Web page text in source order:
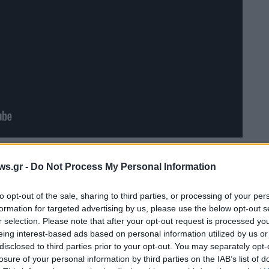
- Do Not Process My Personal Information
opt-out of the sale, sharing to third parties, or processing of your
for targeted advertising by us, please use the below opt-out
selection. Please note that after your opt-out request is processed
interest-based ads based on personal information utilized by us
to third parties prior to your opt-out. You may separately
of your personal information by third parties on the IAB’s list of
στον ραδιοφωνικό σταθμό City Of Primo
διέρρευσε αλλά και για την αγάπη του
ποντιακά, είμαι Πόντιος. Από
οικογένεια είναι ποντιακής
θα τραγουδήσω κιόλας, δεν